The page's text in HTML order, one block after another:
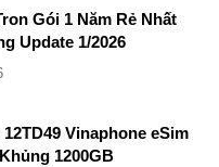
Gói 1 Năm Rẻ Nhất
Update 1/2026
12TD49 Vinaphone eSim
1200GB